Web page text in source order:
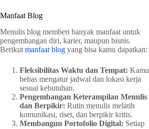
Manfaat Blog
Menulis blog memberi banyak manfaat untuk
pengembangan diri, karier, maupun bisnis.
Berikut manfaat blog yang bisa kamu dapatkan:
Fleksibilitas Waktu dan Tempat: Kamu
bebas mengatur jadwal dan lokasi kerja
sesuai kebutuhan.
Pengembangan Keterampilan Menulis
dan Berpikir: Rutin menulis melatih
komunikasi, riset, dan berpikir kritis.
Membangun Portofolio Digital: Setiap